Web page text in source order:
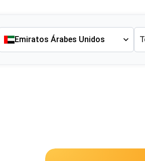
Emiratos Árabes Unidos